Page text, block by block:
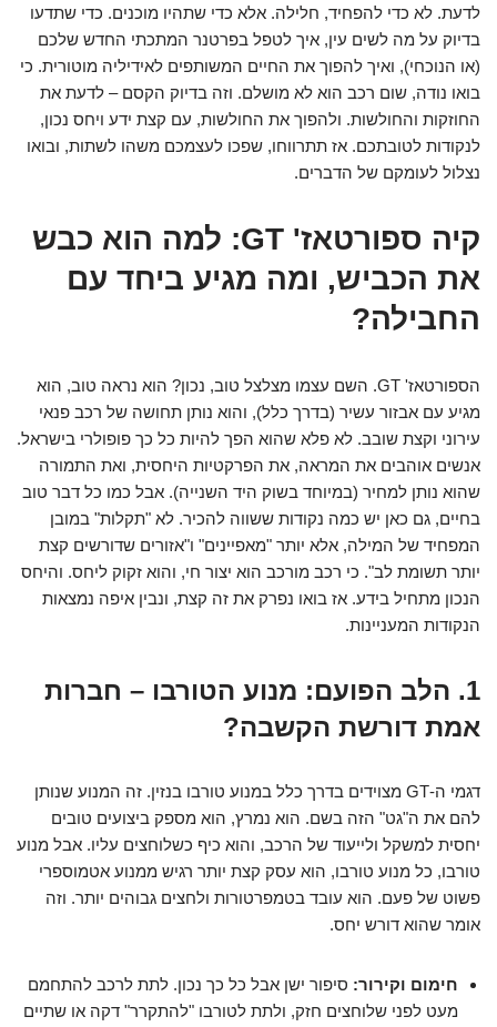
לדעת. לא כדי להפחיד, חלילה. אלא כדי שתהיו מוכנים. כדי שתדעו
בדיוק על מה לשים עין, איך לטפל בפרטנר המתכתי החדש שלכם
(או הנוכחי), ואיך להפוך את החיים המשותפים לאידיליה מוטורית. כי
בואו נודה, שום רכב הוא לא מושלם. וזה בדיוק הקסם – לדעת את
החוזקות והחולשות. ולהפוך את החולשות, עם קצת ידע ויחס נכון,
לנקודות לטובתכם. אז תתרווחו, שפכו לעצמכם משהו לשתות, ובואו
נצלול לעומקם של הדברים.
קיה ספורטאז' GT: למה הוא כבש
את הכביש, ומה מגיע ביחד עם
החבילה?
הספורטאז' GT. השם עצמו מצלצל טוב, נכון? הוא נראה טוב, הוא
מגיע עם אבזור עשיר (בדרך כלל), והוא נותן תחושה של רכב פנאי
עירוני וקצת שובב. לא פלא שהוא הפך להיות כל כך פופולרי בישראל.
אנשים אוהבים את המראה, את הפרקטיות היחסית, ואת התמורה
שהוא נותן למחיר (במיוחד בשוק היד השנייה). אבל כמו כל דבר טוב
בחיים, גם כאן יש כמה נקודות ששווה להכיר. לא "תקלות" במובן
המפחיד של המילה, אלא יותר "מאפיינים" ו"אזורים שדורשים קצת
יותר תשומת לב". כי רכב מורכב הוא יצור חי, והוא זקוק ליחס. והיחס
הנכון מתחיל בידע. אז בואו נפרק את זה קצת, ונבין איפה נמצאות
הנקודות המעניינות.
1. הלב הפועם: מנוע הטורבו – חברות
אמת דורשת הקשבה?
דגמי ה-GT מצוידים בדרך כלל במנוע טורבו בנזין. זה המנוע שנותן
להם את ה"גט" הזה בשם. הוא נמרץ, הוא מספק ביצועים טובים
יחסית למשקל ולייעוד של הרכב, והוא כיף כשלוחצים עליו. אבל מנוע
טורבו, כל מנוע טורבו, הוא עסק קצת יותר רגיש ממנוע אטמוספרי
פשוט של פעם. הוא עובד בטמפרטורות ולחצים גבוהים יותר. וזה
אומר שהוא דורש יחס.
חימום וקירור: סיפור ישן אבל כל כך נכון. לתת לרכב להתחמם
מעט לפני שלוחצים חזק, ולתת לטורבו "להתקרר" דקה או שתיים